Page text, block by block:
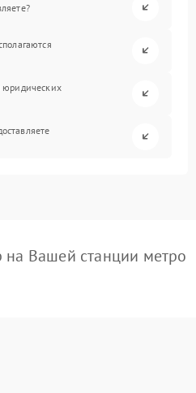
юридических
Вашей станции метро